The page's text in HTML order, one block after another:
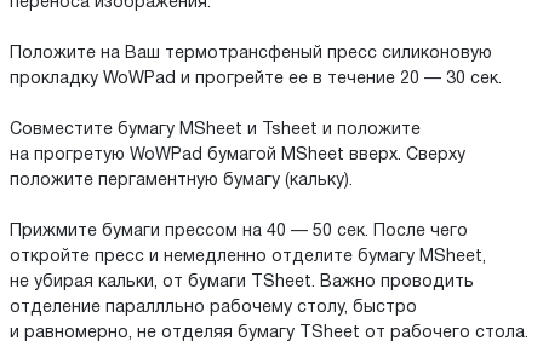
переноса изображения.
Положите на Ваш термотрансфеный пресс силиконовую
прокладку WoWPad и прогрейте ее в течение 20 — 30 сек.
Совместите бумагу MSheet и Tsheet и положите
на прогретую WoWPad бумагой MSheet вверх. Сверху
положите пергаментную бумагу (кальку).
Прижмите бумаги прессом на 40 — 50 сек. После чего
откройте пресс и немедленно отделите бумагу MSheet,
не убирая кальки, от бумаги TSheet. Важно проводить
отделение параллльно рабочему столу, быстро
и равномерно, не отделяя бумагу TSheet от рабочего стола.